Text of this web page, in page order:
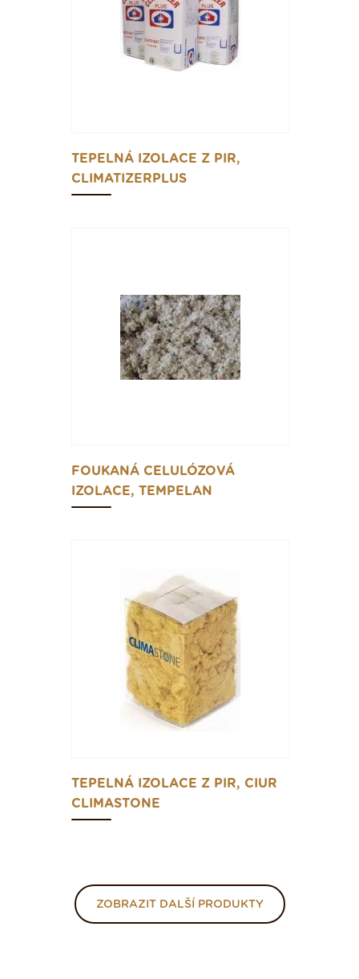
TEPELNÁ IZOLACE Z PIR,
CLIMATIZERPLUS
FOUKANÁ CELULÓZOVÁ
IZOLACE, TEMPELAN
TEPELNÁ IZOLACE Z PIR, CIUR
CLIMASTONE
ZOBRAZIT DALŠÍ PRODUKTY